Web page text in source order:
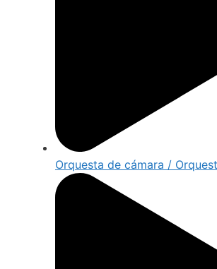
Orquesta de cámara /